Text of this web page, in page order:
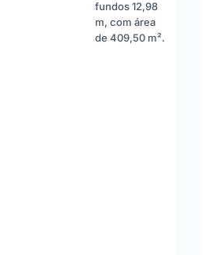
fundos 12,98
m, com área
de 409,50 m².